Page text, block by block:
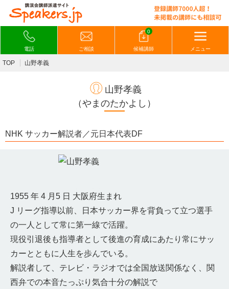
電話 ご相談
0
候補講師 メニュー
TOP 山野孝義
山野孝義
（やまのたかよし）
NHK サッカー解説者／元日本代表DF
1955 年 4 月5 日 大阪府生まれ
J リーグ指導以前、日本サッカー界を背負って立つ選手
の一人として常に第一線で活躍。
現役引退後も指導者として後進の育成にあたり常にサッ
カーとともに人生を歩んでいる。
解説者して、テレビ・ラジオでは全国放送関係なく、関
西弁での本音たっぷり気合十分の解説で